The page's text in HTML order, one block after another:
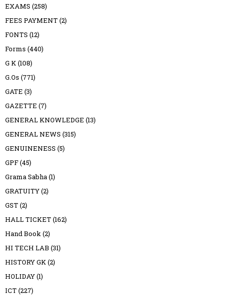
EXAMS (258)
FEES PAYMENT(2)
FONTS (12)
Forms (440)
G K(108)
G.Os (771)
GATE (3)
GAZETTE (7)
GENERAL KNOWLEDGE (13)
GENERAL NEWS (315)
GENUINENESS (5)
GPF(45)
Grama Sabha(1)
GRATUITY(2)
GST(2)
HALL TICKET(162)
Hand Book(2)
HI TECH LAB (31)
HISTORY GK(2)
HOLIDAY(1)
ICT(227)